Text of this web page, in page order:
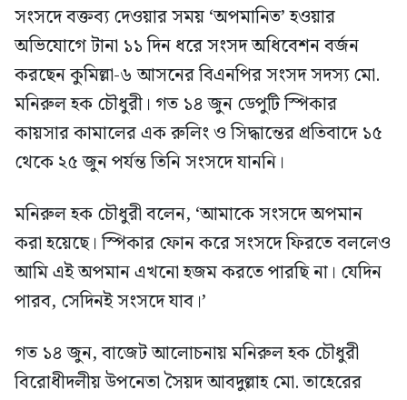
সংসদে বক্তব্য দেওয়ার সময় ‘অপমানিত’ হওয়ার
অভিযোগে টানা ১১ দিন ধরে সংসদ অধিবেশন বর্জন
করছেন কুমিল্লা-৬ আসনের বিএনপির সংসদ সদস্য মো.
মনিরুল হক চৌধুরী। গত ১৪ জুন ডেপুটি স্পিকার
কায়সার কামালের এক রুলিং ও সিদ্ধান্তের প্রতিবাদে ১৫
থেকে ২৫ জুন পর্যন্ত তিনি সংসদে যাননি।
মনিরুল হক চৌধুরী বলেন, ‘আমাকে সংসদে অপমান
করা হয়েছে। স্পিকার ফোন করে সংসদে ফিরতে বললেও
আমি এই অপমান এখনো হজম করতে পারছি না। যেদিন
পারব, সেদিনই সংসদে যাব।’
গত ১৪ জুন, বাজেট আলোচনায় মনিরুল হক চৌধুরী
বিরোধীদলীয় উপনেতা সৈয়দ আবদুল্লাহ মো. তাহেরের